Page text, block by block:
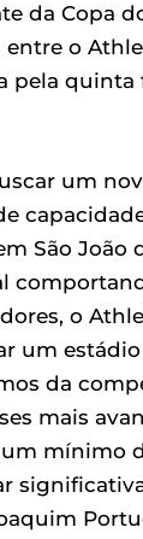
da Copa
o
pela quinta
um
São João
o
um
da
mais
mínimo